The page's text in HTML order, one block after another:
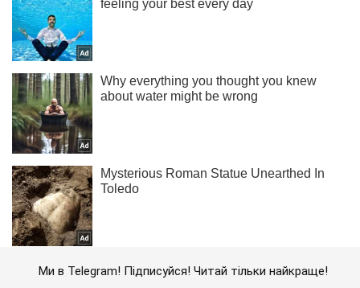
Ми в Telegram! Підписуйся! Читай тільки найкраще!